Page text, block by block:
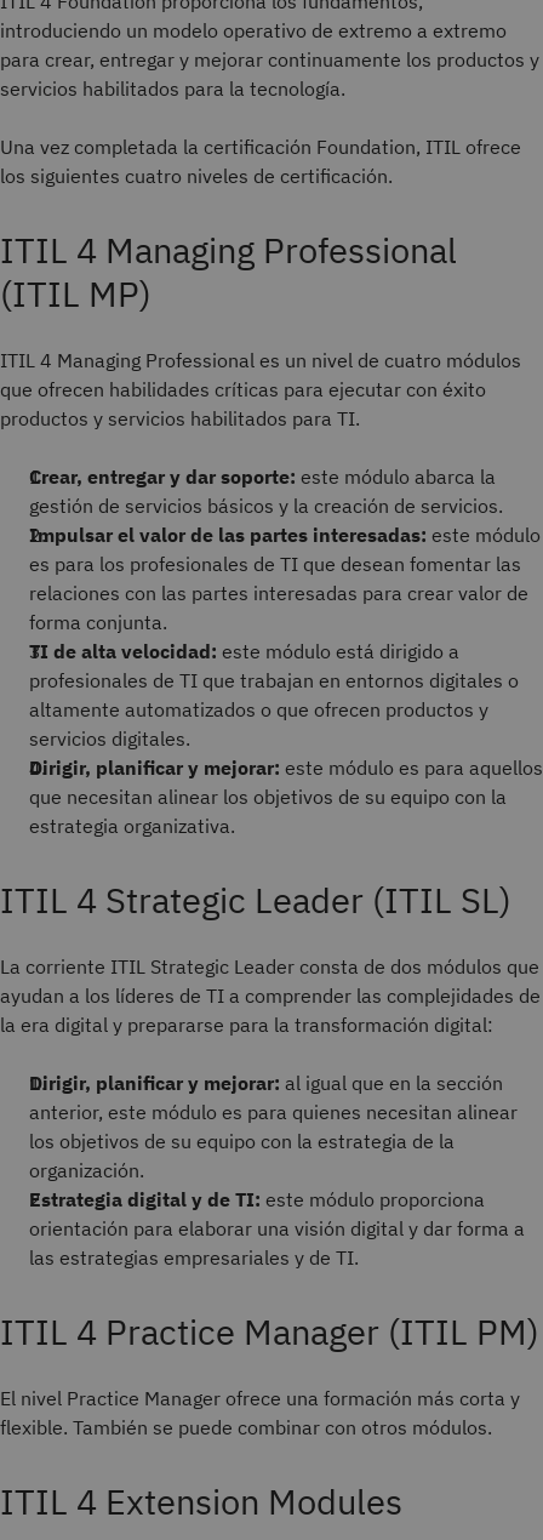
introduciendo un modelo operativo de extremo a extremo
para crear, entregar y mejorar continuamente los productos y
servicios habilitados para la tecnología.
Una vez completada la certificación Foundation, ITIL ofrece
los siguientes cuatro niveles de certificación.
ITIL 4 Managing Professional
(ITIL MP)
ITIL 4 Managing Professional es un nivel de cuatro módulos
que ofrecen habilidades críticas para ejecutar con éxito
productos y servicios habilitados para TI.
Crear, entregar y dar soporte: este módulo abarca la
gestión de servicios básicos y la creación de servicios.
Impulsar el valor de las partes interesadas: este módulo
es para los profesionales de TI que desean fomentar las
relaciones con las partes interesadas para crear valor de
forma conjunta.
TI de alta velocidad: este módulo está dirigido a
profesionales de TI que trabajan en entornos digitales o
altamente automatizados o que ofrecen productos y
servicios digitales.
Dirigir, planificar y mejorar: este módulo es para aquellos
que necesitan alinear los objetivos de su equipo con la
estrategia organizativa.
ITIL 4 Strategic Leader (ITIL SL)
La corriente ITIL Strategic Leader consta de dos módulos que
ayudan a los líderes de TI a comprender las complejidades de
la era digital y prepararse para la transformación digital:
Dirigir, planificar y mejorar: al igual que en la sección
anterior, este módulo es para quienes necesitan alinear
los objetivos de su equipo con la estrategia de la
organización.
Estrategia digital y de TI: este módulo proporciona
orientación para elaborar una visión digital y dar forma a
las estrategias empresariales y de TI.
ITIL 4 Practice Manager (ITIL PM)
El nivel Practice Manager ofrece una formación más corta y
flexible. También se puede combinar con otros módulos.
ITIL 4 Extension Modules